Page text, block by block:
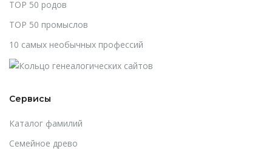
TOP 50 родов
TOP 50 промыслов
10 самых необычных профессий
Сервисы
Каталог фамилий
Cемейное древо